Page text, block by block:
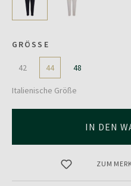
GRÖSSE
42 44 48
Italienische Größe
IN DEN
ZUM